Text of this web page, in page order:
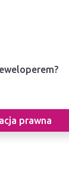
prawna